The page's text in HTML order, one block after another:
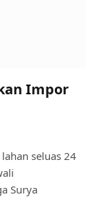
Impor
seluas 24
Surya